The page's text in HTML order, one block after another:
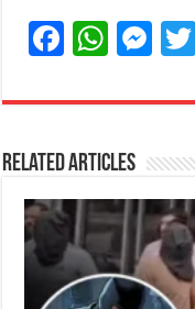
F
c
e
b
o
o
k
W
at
s
A
p
p
M
ss
n
g
e
r
Related Articles